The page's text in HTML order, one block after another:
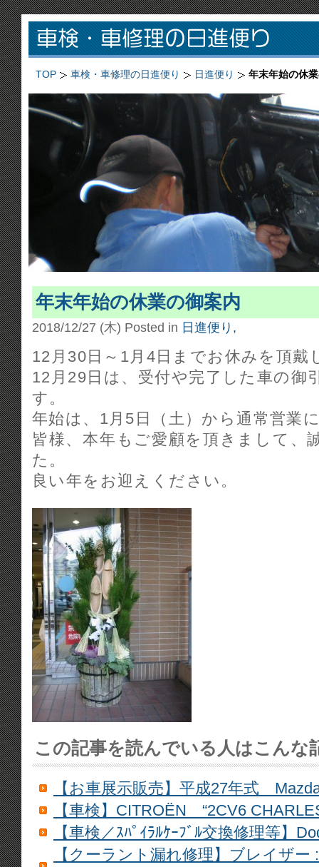
TOP 車検・車修理の日進便り 日進便り 年末年始の休
年末年始の休業の御案内
2018/12/27 (木) Posted in 日進便り,
12月30日～1月4日までお休みを頂戴
12月29日は、受付や完了した車の御
す。
年始は、1月5日（土）から通常営業
皆様、本年もご愛顧を頂きまして、
た。
良い年をお迎えください。
この記事を読んでいる人はこんな
【お車展示販売】平成27年式
【車検】CITROËN “2CV6
【車検／ｽﾊﾟｲﾗﾙｹｰﾌﾞﾙ交換修理等】
【クーラント漏れ修理】ブレイザー